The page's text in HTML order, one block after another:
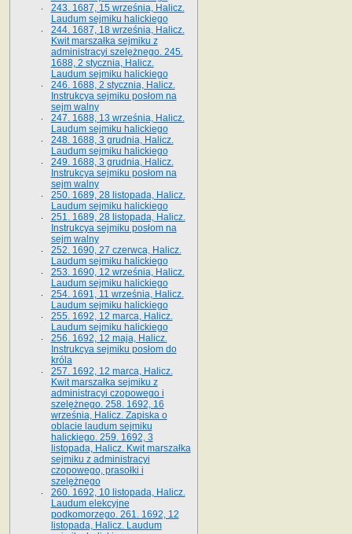
243. 1687, 15 września, Halicz.
Laudum sejmiku halickiego
244. 1687, 18 września, Halicz.
Kwit marszałka sejmiku z
administracyi szelężnego. 245.
1688, 2 stycznia, Halicz.
Laudum sejmiku halickiego
246. 1688, 2 stycznia, Halicz.
Instrukcya sejmiku posłom na
sejm walny
247. 1688, 13 września, Halicz.
Laudum sejmiku halickiego
248. 1688, 3 grudnia, Halicz.
Laudum sejmiku halickiego
249. 1688, 3 grudnia, Halicz.
Instrukcya sejmiku posłom na
sejm walny
250. 1689, 28 listopada, Halicz.
Laudum sejmiku halickiego
251. 1689, 28 listopada, Halicz.
Instrukcya sejmiku posłom na
sejm walny
252. 1690, 27 czerwca, Halicz.
Laudum sejmiku halickiego
253. 1690, 12 września, Halicz.
Laudum sejmiku halickiego
254. 1691, 11 września, Halicz.
Laudum sejmiku halickiego
255. 1692, 12 marca, Halicz.
Laudum sejmiku halickiego
256. 1692, 12 maja, Halicz.
Instrukcya sejmiku posłom do
króla
257. 1692, 12 marca, Halicz.
Kwit marszałka sejmiku z
administracyi czopowego i
szelężnego. 258. 1692, 16
września, Halicz. Zapiska o
oblacie laudum sejmiku
halickiego. 259. 1692, 3
listopada, Halicz. Kwit marszałka
sejmiku z administracyi
czopowego, prasołki i
szelężnego
260. 1692, 10 listopada, Halicz.
Laudum elekcyjne
podkomorzego. 261. 1692, 12
listopada, Halicz. Laudum